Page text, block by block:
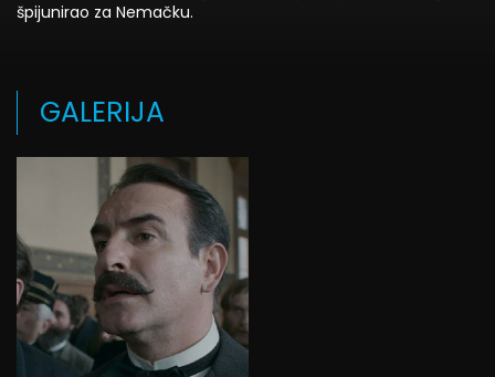
špijunirao za Nemačku.
GALERIJA